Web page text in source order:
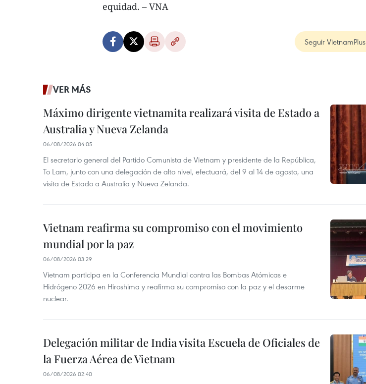
equidad. – VNA
Seguir VietnamPlus
VER MÁS
Máximo dirigente vietnamita realizará visita de Estado a
Australia y Nueva Zelanda
06/08/2026 04:05
El secretario general del Partido Comunista de Vietnam y presidente de la República,
To Lam, junto con una delegación de alto nivel, efectuará, del 9 al 14 de agosto, una
visita de Estado a Australia y Nueva Zelanda.
Vietnam reafirma su compromiso con el movimiento
mundial por la paz
06/08/2026 03:29
Vietnam participa en la Conferencia Mundial contra las Bombas Atómicas e
Hidrógeno 2026 en Hiroshima y reafirma su compromiso con la paz y el desarme
nuclear.
Delegación militar de India visita Escuela de Oficiales de
la Fuerza Aérea de Vietnam
06/08/2026 02:40